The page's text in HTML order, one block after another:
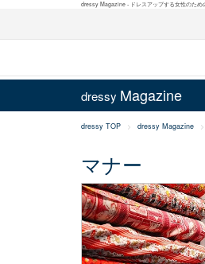
dressy Magazine - ドレスアップする女性のため
dressy Magazine
dressy TOP dressy Magazine
マナー